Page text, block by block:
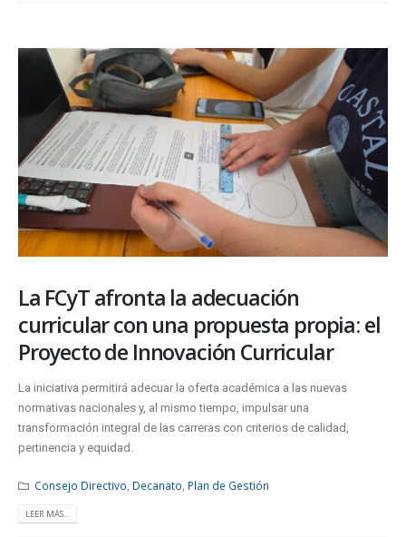
La FCyT afronta la adecuación
curricular con una propuesta propia: el
Proyecto de Innovación Curricular
La iniciativa permitirá adecuar la oferta académica a las nuevas
normativas nacionales y, al mismo tiempo, impulsar una
transformación integral de las carreras con criterios de calidad,
pertinencia y equidad.
Consejo Directivo Decanato Plan de Gestión
LEER MÁS...